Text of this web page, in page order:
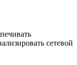
сетевой